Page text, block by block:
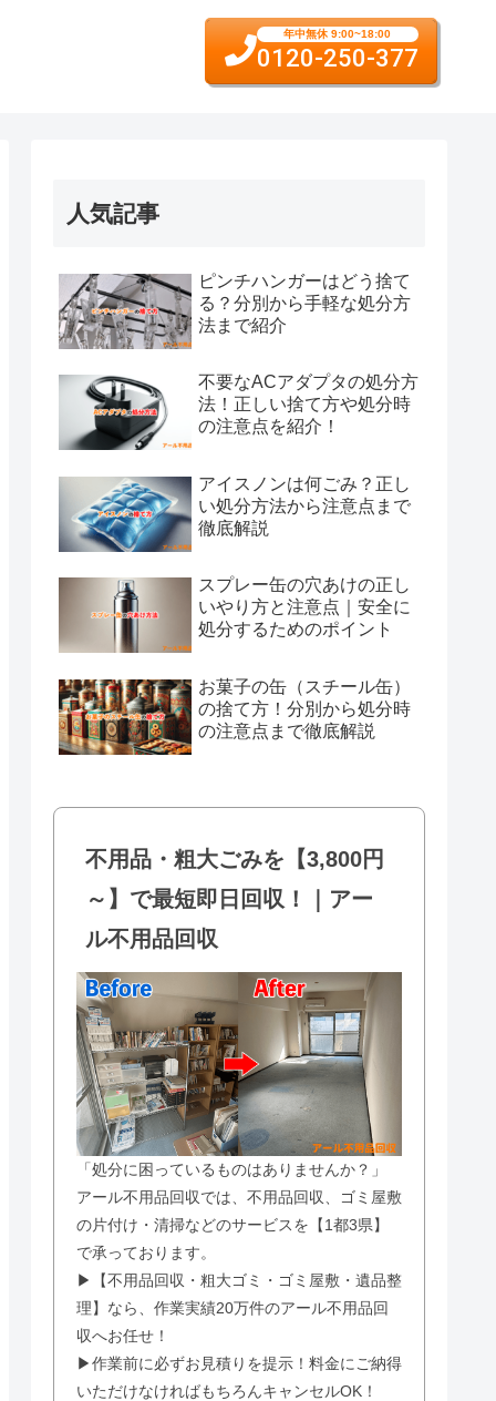
年中無休 9:00~18:00
0120-250-377
人気記事
ピンチハンガーはどう捨て
る？分別から手軽な処分方
法まで紹介
不要なACアダプタの処分方
法！正しい捨て方や処分時
の注意点を紹介！
アイスノンは何ごみ？正し
い処分方法から注意点まで
徹底解説
スプレー缶の穴あけの正し
いやり方と注意点｜安全に
処分するためのポイント
お菓子の缶（スチール缶）
の捨て方！分別から処分時
の注意点まで徹底解説
不用品・粗大ごみを【3,800円
～】で最短即日回収！｜アー
ル不用品回収
「処分に困っているものはありませんか？」
アール不用品回収では、不用品回収、ゴミ屋敷
の片付け・清掃などのサービスを【1都3県】
で承っております。
▶【不用品回収・粗大ゴミ・ゴミ屋敷・遺品整
理】なら、作業実績20万件のアール不用品回
収へお任せ！
▶作業前に必ずお見積りを提示！料金にご納得
いただけなければもちろんキャンセルOK！